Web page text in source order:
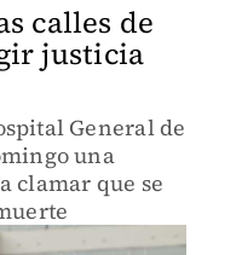
calles de
justicia
General de
una
clamar que se